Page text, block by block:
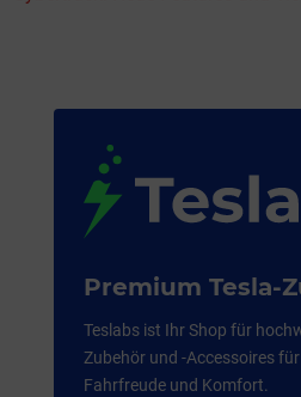
Premium Tesla-
Teslabs ist Ihr Shop für
Zubehör und -Accessoires
Fahrfreude und Komfort.